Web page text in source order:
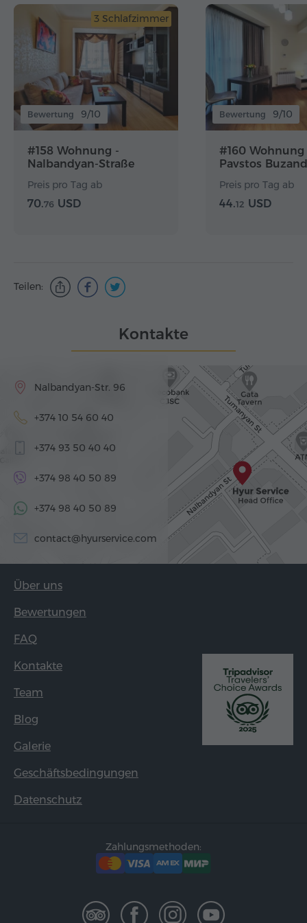
3 Schlafzimmer
Bewertung 9/10
#158 Wohnung -
Nalbandyan-Straße
Preis pro Tag ab
70.76 USD
Bewertung 9/10
#160 Wohnung
Pavstos
Preis pro Tag ab
44.12 USD
Teilen:
Kontakte
Nalbandyan-Str. 96
+374 10 54 60 40
+374 93 50 40 40
+374 98 40 50 89
+374 98 40 50 89
contact@hyurservice.com
Über uns
Bewertungen
FAQ
Kontakte
Team
Blog
Galerie
Geschäftsbedingungen
Datenschutz
Zahlungsmethoden: